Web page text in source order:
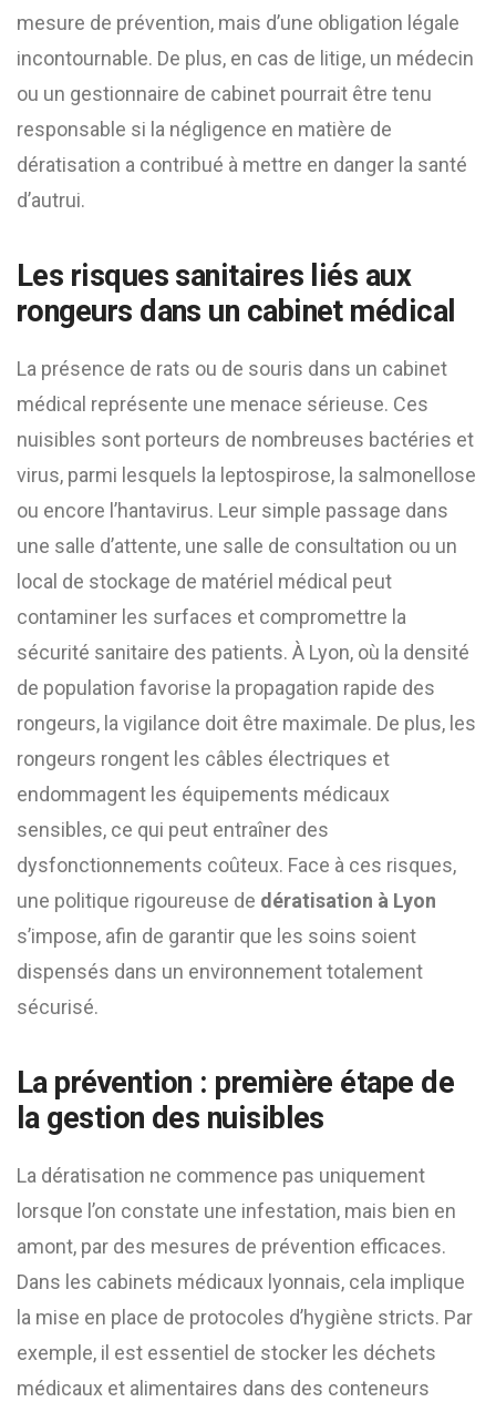
mesure de prévention, mais d’une obligation légale
incontournable. De plus, en cas de litige, un médecin
ou un gestionnaire de cabinet pourrait être tenu
responsable si la négligence en matière de
dératisation a contribué à mettre en danger la santé
d’autrui.
Les risques sanitaires liés aux
rongeurs dans un cabinet médical
La présence de rats ou de souris dans un cabinet
médical représente une menace sérieuse. Ces
nuisibles sont porteurs de nombreuses bactéries et
virus, parmi lesquels la leptospirose, la salmonellose
ou encore l’hantavirus. Leur simple passage dans
une salle d’attente, une salle de consultation ou un
local de stockage de matériel médical peut
contaminer les surfaces et compromettre la
sécurité sanitaire des patients. À Lyon, où la densité
de population favorise la propagation rapide des
rongeurs, la vigilance doit être maximale. De plus, les
rongeurs rongent les câbles électriques et
endommagent les équipements médicaux
sensibles, ce qui peut entraîner des
dysfonctionnements coûteux. Face à ces risques,
une politique rigoureuse de dératisation à Lyon
s’impose, afin de garantir que les soins soient
dispensés dans un environnement totalement
sécurisé.
La prévention : première étape de
la gestion des nuisibles
La dératisation ne commence pas uniquement
lorsque l’on constate une infestation, mais bien en
amont, par des mesures de prévention efficaces.
Dans les cabinets médicaux lyonnais, cela implique
la mise en place de protocoles d’hygiène stricts. Par
exemple, il est essentiel de stocker les déchets
médicaux et alimentaires dans des conteneurs